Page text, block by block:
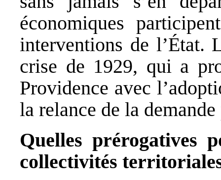
économiques
interventions de l’État.
crise de 1929, qui a
Providence avec
la relance de la
Quelles prérogatives
collectivités